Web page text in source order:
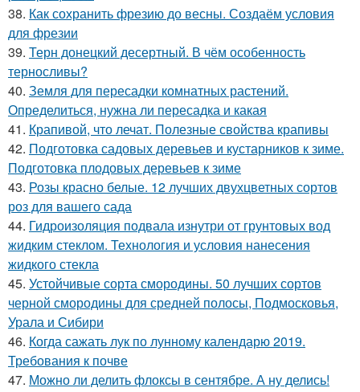
38. Как сохранить фрезию до весны. Создаём условия
для фрезии
39. Терн донецкий десертный. В чём особенность
терносливы?
40. Земля для пересадки комнатных растений.
Определиться, нужна ли пересадка и какая
41. Крапивой, что лечат. Полезные свойства крапивы
42. Подготовка садовых деревьев и кустарников к зиме.
Подготовка плодовых деревьев к зиме
43. Розы красно белые. 12 лучших двухцветных сортов
роз для вашего сада
44. Гидроизоляция подвала изнутри от грунтовых вод
жидким стеклом. Технология и условия нанесения
жидкого стекла
45. Устойчивые сорта смородины. 50 лучших сортов
черной смородины для средней полосы, Подмосковья,
Урала и Сибири
46. Когда сажать лук по лунному календарю 2019.
Требования к почве
47. Можно ли делить флоксы в сентябре. А ну делись!